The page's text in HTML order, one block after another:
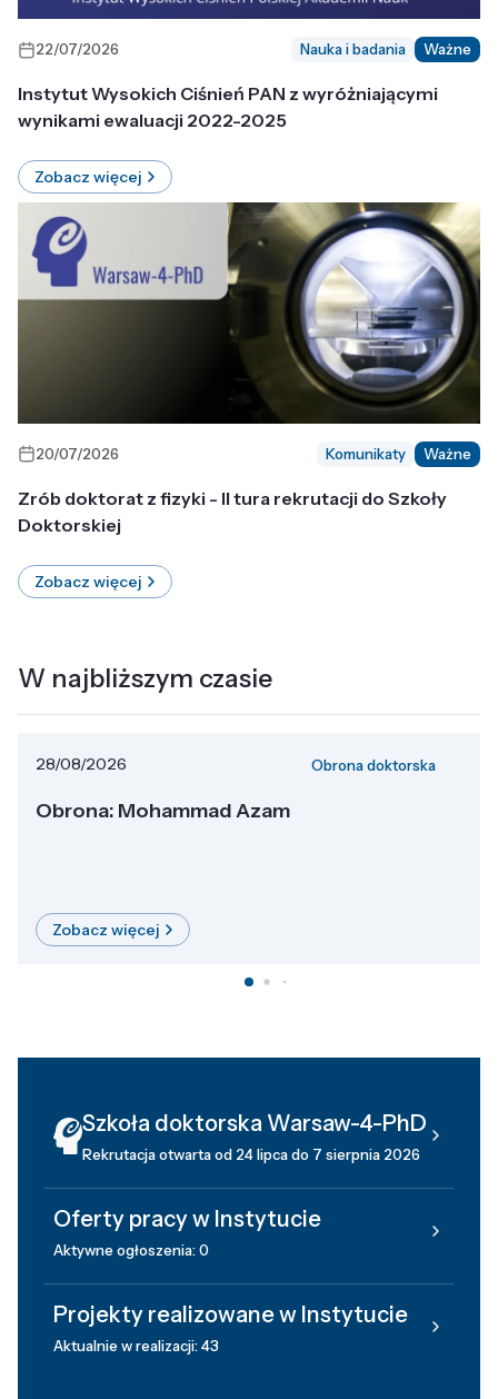
22/07/2026 Nauka i badania Ważne
Instytut Wysokich Ciśnień PAN z wyróżniającymi
wynikami ewaluacji 2022-2025
Zobacz więcej
20/07/2026 Komunikaty Ważne
Zrób doktorat z fizyki - II tura rekrutacji do Szkoły
Doktorskiej
Zobacz więcej
W najbliższym czasie
28/08/2026 Obrona doktorska
Obrona: Mohammad Azam
Zobacz więcej
Szkoła doktorska Warsaw-4-PhD
Rekrutacja otwarta od 24 lipca do 7 sierpnia 2026
Oferty pracy w Instytucie
Aktywne ogłoszenia: 0
Projekty realizowane w Instytucie
Aktualnie w realizacji: 43